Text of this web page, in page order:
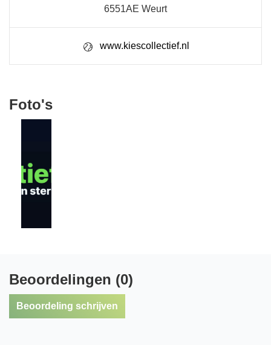
6551AE Weurt
www.kiescollectief.nl
Foto's
Beoordelingen (0)
Beoordeling schrijven